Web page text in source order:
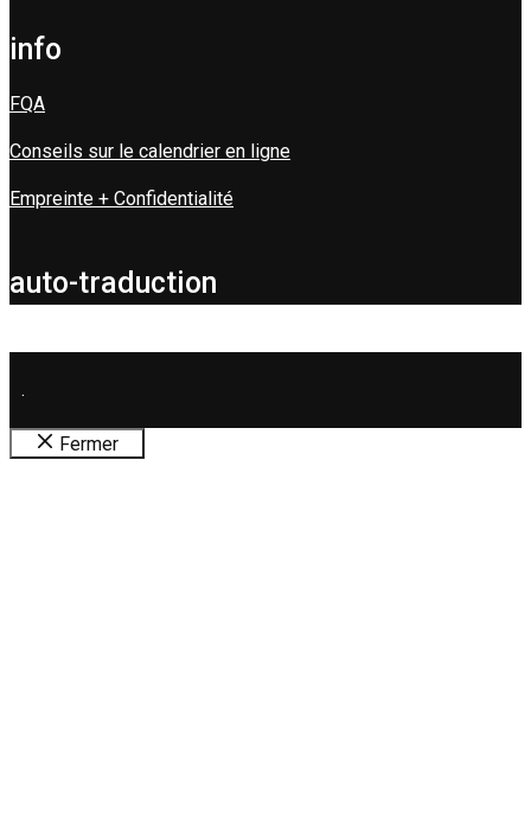
info
FQA
Conseils sur le calendrier en ligne
Empreinte + Confidentialité
auto-traduction
.
Fermer